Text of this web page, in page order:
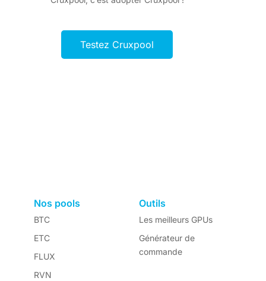
Testez Cruxpool
Nos pools
BTC
ETC
FLUX
RVN
Outils
Les meilleurs GPUs
Générateur de
commande